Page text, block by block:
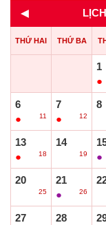
◄
THỨ HAI THỨ BA
1
●
6
●
11
7
●
12
8
13
●
18
14
19
●
20
25
21
●
26
27
28